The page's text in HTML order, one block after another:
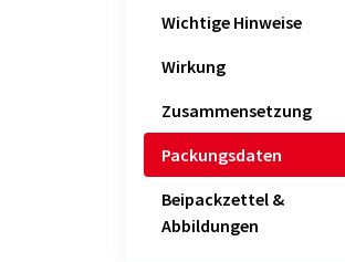
Wichtige Hinweise
Wirkung
Zusammensetzung
Packungsdaten
Beipackzettel &
Abbildungen